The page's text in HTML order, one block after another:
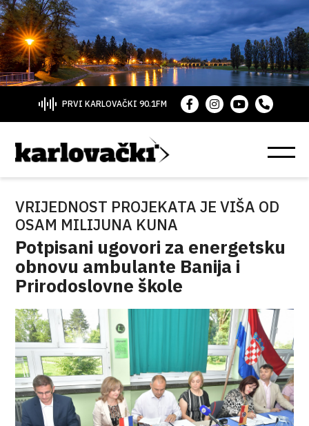
PRVI KARLOVAČKI 90.1FM
VRIJEDNOST PROJEKATA JE VIŠA OD
OSAM MILIJUNA KUNA
Potpisani ugovori za energetsku
obnovu ambulante Banija i
Prirodoslovne škole